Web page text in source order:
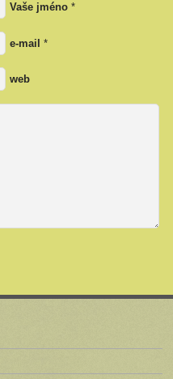
Vaše jméno *
e-mail *
web